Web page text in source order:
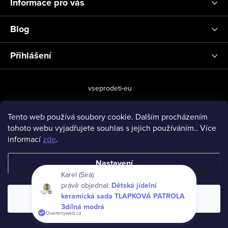
Tento web používá soubory cookie. Dalším procházením
tohoto webu vyjadřujete souhlas s jejich používáním.. Více
informacízde.
Nastavení
Souhlasím
Blog
Přihlášení
vseprodeti-eu
Copyright 2026www.vseprodeti.eu. Všechna práva vyhrazena.
Karel (Sirá)
právě objednal: Dětská jídelní
keramická sada TLAPKOVÁ PATROLA
3dílná modrá
Overenyweb.cz